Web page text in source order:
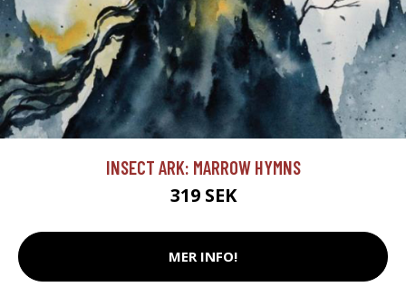
INSECT ARK: MARROW HYMNS
319 SEK
MER INFO!